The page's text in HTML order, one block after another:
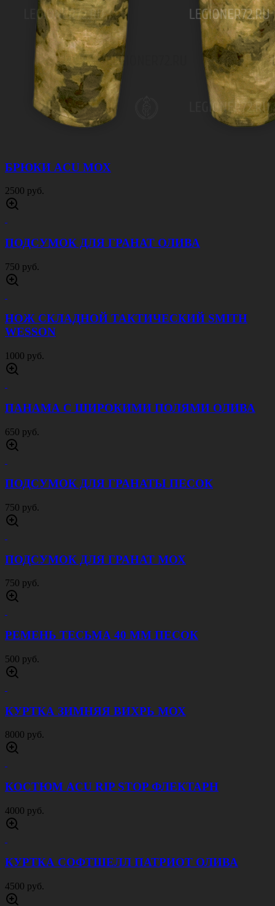
БРЮКИ ACU МОХ
2500 руб.
ПОДСУМОК ДЛЯ ГРАНАТ ОЛИВА
750 руб.
НОЖ СКЛАДНОЙ ТАКТИЧЕСКИЙ SMITH
WESSON
1000 руб.
ПАНАМА С ШИРОКИМИ ПОЛЯМИ ОЛИВА
650 руб.
ПОДСУМОК ДЛЯ ГРАНАТЫ ПЕСОК
750 руб.
ПОДСУМОК ДЛЯ ГРАНАТ МОХ
750 руб.
РЕМЕНЬ ТЕСЬМА 40 ММ ПЕСОК
500 руб.
КУРТКА ЗИМНЯЯ ВИХРЬ МОХ
8000 руб.
КОСТЮМ ACU RIP STOP ФЛЕКТАРН
4000 руб.
КУРТКА СОФТШЕЛЛ ПАТРИОТ ОЛИВА
4500 руб.